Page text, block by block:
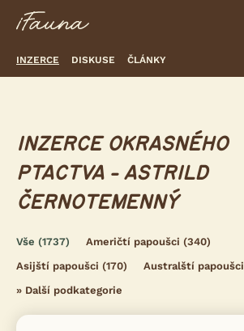
INZERCE DISKUSE ČLÁNKY
INZERCE OKRASNÉHO
PTACTVA - ASTRILD
ČERNOTEMENNÝ
Vše (1737) Američtí papoušci (340)
Asijští papoušci (170) Australští papoušci
» Další podkategorie